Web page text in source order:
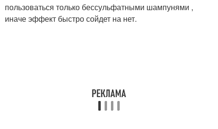
пользоваться только бессульфатными шампунями ,
иначе эффект быстро сойдет на нет.